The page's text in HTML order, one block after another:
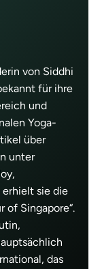
von Siddhi
für ihre
und
Yoga-
über
unter
erhielt sie die
of Singapore“.
das